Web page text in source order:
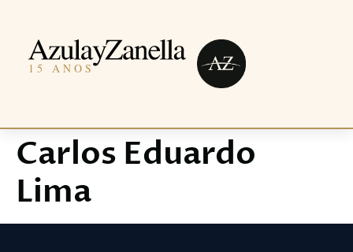
Carlos Eduardo
Lima